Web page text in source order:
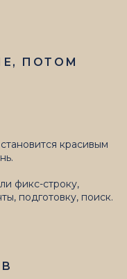
ПОТОМ
красивым
фикс-строку,
подготовку, поиск.